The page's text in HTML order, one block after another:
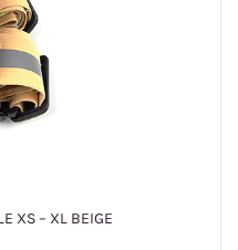
XS – XL BEIGE